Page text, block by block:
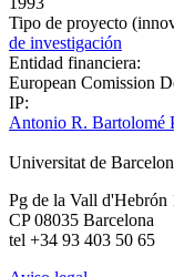
Tipo de proyecto
de investigación
Entidad financiera:
European Comission
IP:
Antonio R. Bartolomé
Universitat de
Pg de la Vall
CP 08035 Barcelona
tel +34 93 403 50 65